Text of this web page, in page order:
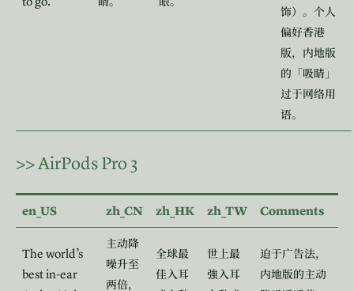
饰）。个人
偏好香港
版，内地版
的「吸睛」
过于网络用
语。
>>AirPods Pro 3
en_US zh_CN zh_HK zh_TW Comments
The world’s
best in‑ear
主动降
噪升至
两倍，
全球最
佳入耳
世上最
強入耳
迫于广告法，
内地版的主动